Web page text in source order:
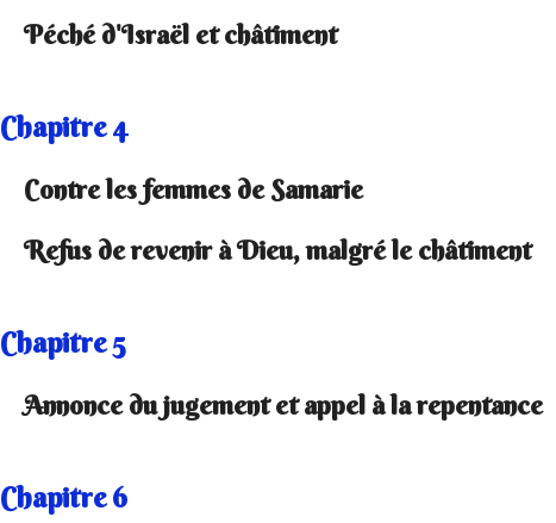
Péché d'Israël et châtiment
Chapitre 4
Contre les femmes de Samarie
Refus de revenir à Dieu, malgré le châtiment
Chapitre 5
Annonce du jugement et appel à la repentance
Chapitre 6